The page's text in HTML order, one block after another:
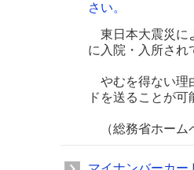
さい。
東日本大震災に
に入院・入所され
やむを得ない理
ドを送ることが可
（総務省ホーム